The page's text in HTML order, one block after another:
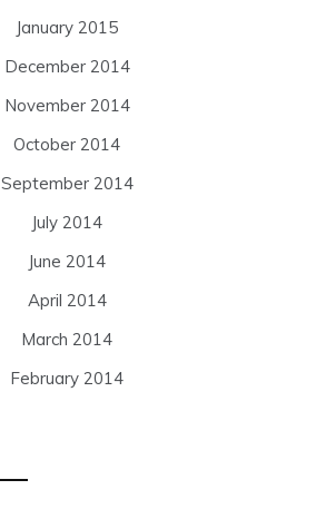
January 2015
December 2014
November 2014
October 2014
September 2014
July 2014
June 2014
April 2014
March 2014
February 2014